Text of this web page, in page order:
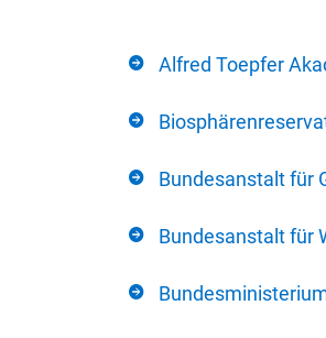
Alfred Toepfer
Bundesanstalt für
Bundesanstalt für